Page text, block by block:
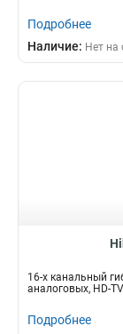
Подробнее
Наличие: Нет на
16-х канальный
аналоговых, HD-
Подробнее